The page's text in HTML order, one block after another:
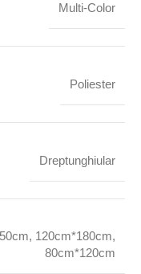
Multi-Color
Poliester
Dreptunghiular
, 120cm*180cm,
80cm*120cm